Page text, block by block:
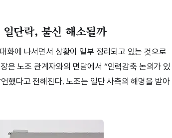
단락, 불신 해소될까
화에 나서면서 상황이 일부 정리되고 있는 것으로
은 노조 관계자와의 면담에서 “인력감축 논의가 있
했다고 전해진다. 노조는 일단 사측의 해명을 받아